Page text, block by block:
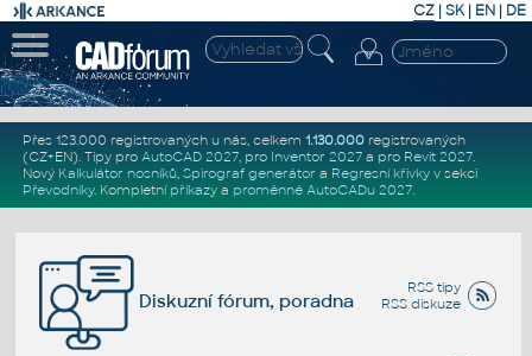
CZ | SK| EN | DE
Přes 123.000 registrovaných u nás, celkem 1.130.000registrovaných
(CZ+EN). Tipy pro AutoCAD 2027, pro Inventor 2027a pro Revit 2027.
Nový Kalkulátor nosníků, Spirograf generátor a Regresní křivkyv sekci
Převodníky. Kompletní příkazya proměnné AutoCADu 2027.
RSS tipy
RSS diskuze
Diskuzní fórum, poradna